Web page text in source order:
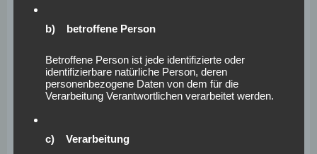
wertvoll sein können, wie etwa ein standardisierter
Fragebogen zur Selbsteinschätzung oder eine
Diese Phase endet mit einem Bericht zum aktuellen
Gesundheitszustand im Unternehmen. Die
wiederholt und bei Bedarf um Weitere ergänzt. Die
regelmäßige Erstellung eines Gesundheitsberichtes lässt
b) betroffene Person
Betroffene Person ist jede identifizierte oder
identifizierbare natürliche Person, deren
personenbezogene Daten von dem für die
Verarbeitung Verantwortlichen verarbeitet werden.
c) Verarbeitung